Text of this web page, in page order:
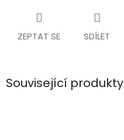
ZEPTAT SE SDÍLET
Související produkty